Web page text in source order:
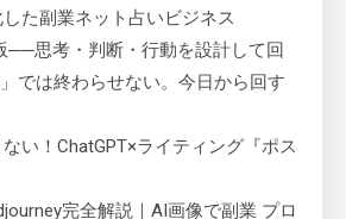
た副業ネット占いビジネス
──思考・判断・行動を設計して回
では終わらせない。今日から回す
い！ChatGPT×ライティング『ポス
完全解説｜AI画像で副業 プロ